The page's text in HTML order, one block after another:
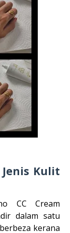
Kulit
CC Cream
dalam satu
kerana